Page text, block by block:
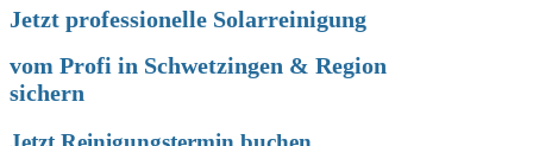
Jetzt professionelle Solarreinigung
vom Profi in Schwetzingen & Region
sichern